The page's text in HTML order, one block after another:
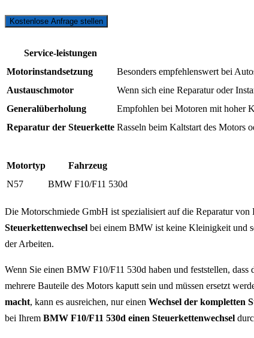
Kostenlose Anfrage stellen
Service-leistungen
Motorinstandsetzung
Besonders empfehlenswert bei
Austauschmotor
Wenn sich eine Reparatur oder
Generalüberholung
Empfohlen bei Motoren mit hoher
Reparatur der Steuerkette Rasseln beim Kaltstart des Motors
Motortyp
Fahrzeug
N57
BMW F10/F11 530d
Die Motorschmiede GmbH ist spezialisiert auf die Reparatur
Steuerkettenwechsel bei einem BMW ist keine Kleinigkeit und
der Arbeiten.
Wenn Sie einen BMW F10/F11 530d haben und feststellen, dass
mehrere Bauteile des Motors kaputt sein und müssen ersetzt
macht, kann es ausreichen, nur einen Wechsel der kompletten
bei Ihrem BMW F10/F11 530d einen Steuerkettenwechsel